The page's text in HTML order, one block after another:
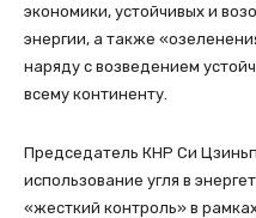
экономики, устойчивых и
энергии, а также
наряду с возведением
всему континенту.
Председатель КНР Си
использование угля в
«жесткий контроль» в